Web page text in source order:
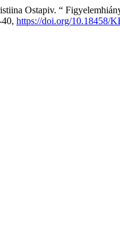
Ostapiv. “
https://doi.org/10.18458/